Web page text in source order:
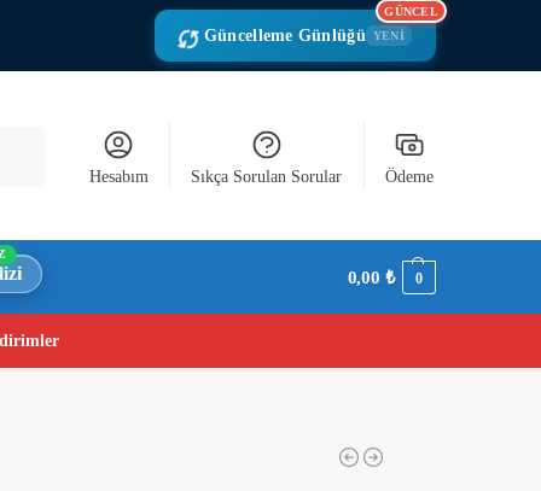
Güncelleme Günlüğü YENİ
GÜNCEL
Hesabım Sıkça Sorulan Sorular Ödeme
0,00₺ 0